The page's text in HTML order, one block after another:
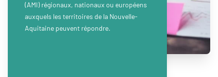
(AMI) régionaux, nationaux ou européens
auxquels les territoires de la Nouvelle-
Aquitaine peuvent répondre.